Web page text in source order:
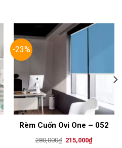
-23%
Rèm Cuốn Ovi One – 052
280,000₫ Original
215,000₫Current